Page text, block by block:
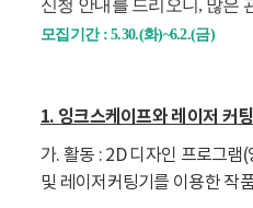
신청 안내를 드리오니, 많은
모집기간 : 5.30.(화)~6.2.(금)
1. 잉크스케이프와 레이저 커
가. 활동 : 2D 디자인 프로그램
및 레이저커팅기를 이용한 작